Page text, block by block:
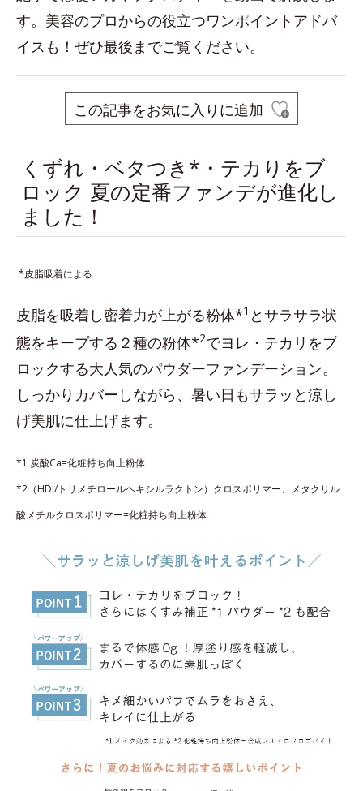
す。美容のプロからの役立つワンポイントアドバ
イスも！ぜひ最後までご覧ください。
この記事をお気に入りに追加
くずれ・ベタつき*・テカりをブ
ロック 夏の定番ファンデが進化し
ました！
*皮脂吸着による
皮脂を吸着し密着力が上がる粉体*1 とサラサラ状
態をキープする２種の粉体*2でヨレ・テカリをブ
ロックする大人気のパウダーファンデーション。
しっかりカバーしながら、暑い日もサラッと涼し
げ美肌に仕上げます。
*1 炭酸Ca=化粧持ち向上粉体
*2（HDI/トリメチロールヘキシルラクトン）クロスポリマー、メタクリル
酸メチルクロスポリマー=化粧持ち向上粉体